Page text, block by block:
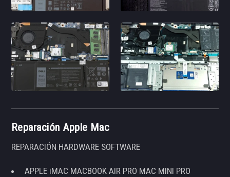
Reparación Apple Mac
REPARACIÓN HARDWARE SOFTWARE
APPLE iMAC MACBOOK AIR PRO MAC MINI PRO